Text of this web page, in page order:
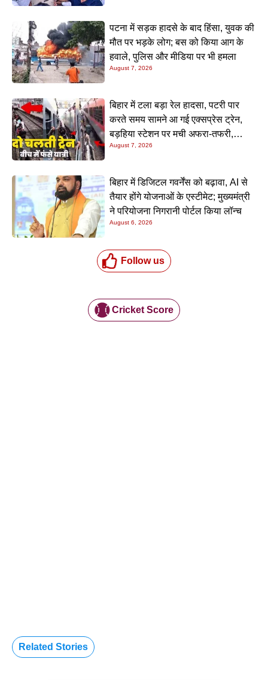
पटना में सड़क हादसे के बाद हिंसा, युवक की
मौत पर भड़के लोग; बस को किया आग के
हवाले, पुलिस और मीडिया पर भी हमला
August 7, 2026
बिहार में टला बड़ा रेल हादसा, पटरी पार
करते समय सामने आ गई एक्सप्रेस ट्रेन,
बड़हिया स्टेशन पर मची अफरा-तफरी,
यात्रियों की लापरवाही आई सामने
August 7, 2026
बिहार में डिजिटल गवर्नेंस को बढ़ावा, AI से
तैयार होंगे योजनाओं के एस्टीमेट; मुख्यमंत्री
ने परियोजना निगरानी पोर्टल किया लॉन्च
August 6, 2026
Follow us
Cricket Score
Related Stories